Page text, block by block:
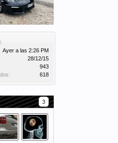
Ayer a las 2:26 PM
28/12/15
943
618
3